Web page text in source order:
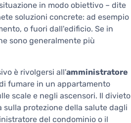
in modo obiettivo – dite
soluzioni concrete: ad esempio
o fuori dall'edificio. Se in
sono generalmente più
è rivolgersi all'amministratore
fumare in un appartamento
scale e negli ascensori. Il divieto
protezione della salute dagli
del condominio o il